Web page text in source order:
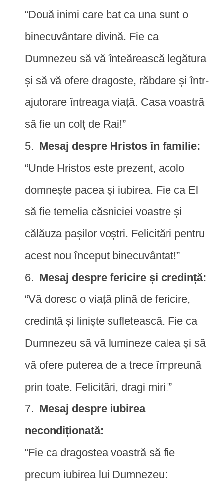
“Două inimi care bat ca una sunt o
binecuvântare divină. Fie ca
Dumnezeu să vă înteărească legătura
și să vă ofere dragoste, răbdare și într-
ajutorare întreaga viață. Casa voastră
să fie un colț de Rai!”
Mesaj despre Hristos în familie:
“Unde Hristos este prezent, acolo
domnește pacea și iubirea. Fie ca El
să fie temelia căsniciei voastre și
călăuza pașilor voștri. Felicitări pentru
acest nou început binecuvântat!”
Mesaj despre fericire și credință:
“Vă doresc o viață plină de fericire,
credință și liniște sufletească. Fie ca
Dumnezeu să vă lumineze calea și să
vă ofere puterea de a trece împreună
prin toate. Felicitări, dragi miri!”
Mesaj despre iubirea
necondiționată:
“Fie ca dragostea voastră să fie
precum iubirea lui Dumnezeu: